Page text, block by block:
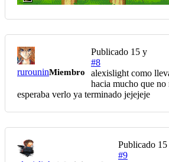
rurouninMiembro
Publicado 15 y
#8
alexislight como
hacia mucho que no
esperaba verlo ya terminado jejejeje
Publicado
#9